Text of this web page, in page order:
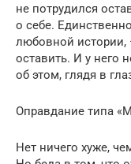
не потрудился
о себе.
любовной истории,
оставить. И у него
об этом, глядя в
Оправдание типа
Нет ничего хуже,